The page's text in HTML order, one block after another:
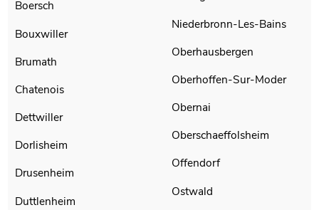
Boersch
Bouxwiller
Brumath
Chatenois
Dettwiller
Dorlisheim
Drusenheim
Duttlenheim
Niederbronn-Les-Bains
Oberhausbergen
Oberhoffen-Sur-Moder
Obernai
Oberschaeffolsheim
Offendorf
Ostwald